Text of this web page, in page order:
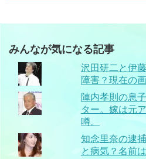
みんなが気になる記事
沢田研二と伊
障害？現在の
陣内孝則の息
ター。嫁は元
噂。
知念里奈の逮
と病気？名前